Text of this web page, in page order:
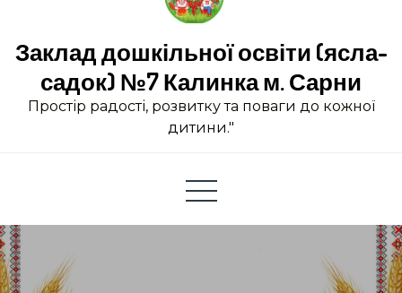
Заклад дошкільної освіти (ясла-
садок) №7 Калинка м. Сарни
Простір радості, розвитку та поваги до кожної
дитини."